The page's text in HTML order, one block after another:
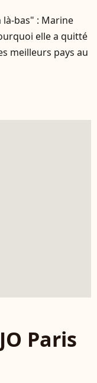
là-bas" : Marine
elle a quitté
meilleurs pays au
Paris